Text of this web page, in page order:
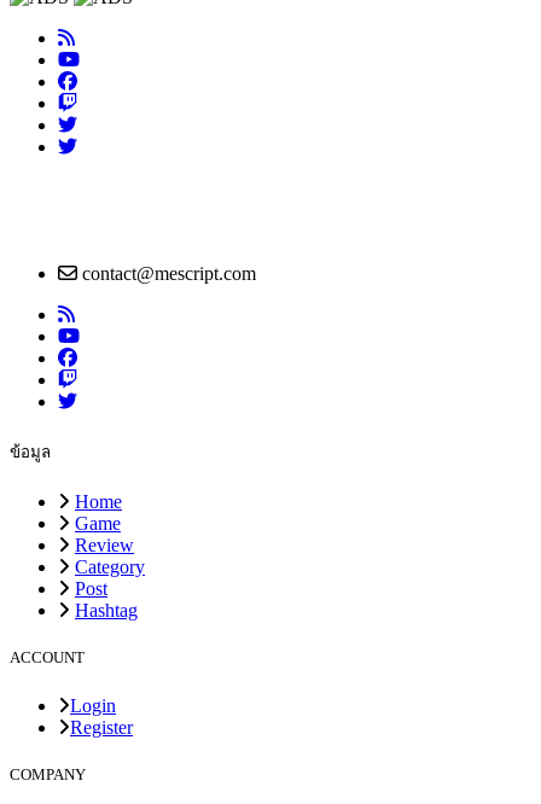
contact@mescript.com
ข้อมูล
Home
Game
Review
Category
Post
Hashtag
ACCOUNT
Login
Register
COMPANY